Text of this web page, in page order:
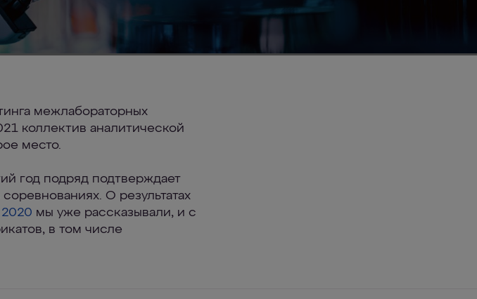
межлабораторных
коллектив аналитической
место.
год подряд подтверждает
О результатах
2020 мы уже рассказывали, и с
в том числе